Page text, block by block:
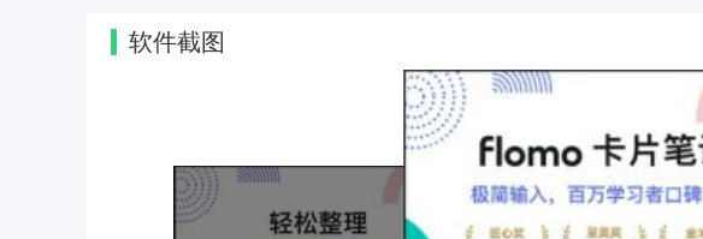
软件截图